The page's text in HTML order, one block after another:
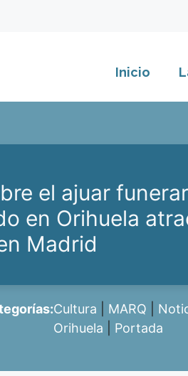
Inicio
el ajuar
en Orihuela
Madrid
Cultura MARQ
Orihuela
Portada